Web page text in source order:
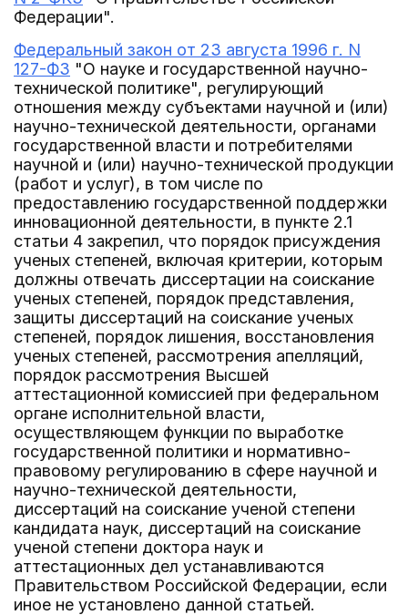
Федерации".
Федеральный закон от 23 августа 1996 г. N
127-ФЗ "О науке и государственной научно-
технической политике", регулирующий
отношения между субъектами научной и (или)
научно-технической деятельности, органами
государственной власти и потребителями
научной и (или) научно-технической продукции
(работ и услуг), в том числе по
предоставлению государственной поддержки
инновационной деятельности, в пункте 2.1
статьи 4 закрепил, что порядок присуждения
ученых степеней, включая критерии, которым
должны отвечать диссертации на соискание
ученых степеней, порядок представления,
защиты диссертаций на соискание ученых
степеней, порядок лишения, восстановления
ученых степеней, рассмотрения апелляций,
порядок рассмотрения Высшей
аттестационной комиссией при федеральном
органе исполнительной власти,
осуществляющем функции по выработке
государственной политики и нормативно-
правовому регулированию в сфере научной и
научно-технической деятельности,
диссертаций на соискание ученой степени
кандидата наук, диссертаций на соискание
ученой степени доктора наук и
аттестационных дел устанавливаются
Правительством Российской Федерации, если
иное не установлено данной статьей.